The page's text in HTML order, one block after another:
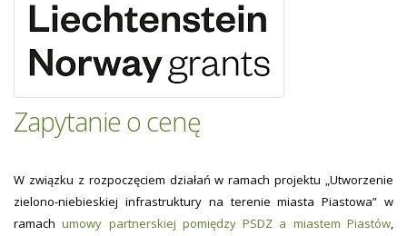
Zapytanie o cenę
W związku z rozpoczęciem działań w ramach projektu „Utworzenie
zielono-niebieskiej infrastruktury na terenie miasta Piastowa” w
ramachumowy partnerskiej pomiędzy PSDZ a miastem Piastów,